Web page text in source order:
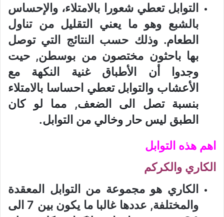
التوابل تعطي شعورا بالامتلاء، والإحساس
بالشبع وهو ما يعني التقليل من تناول
الطعام. وذلك حسب النتائج التي توصل
بها باحثون مختصون من بوسطن, حيت
وجدوا أن الأطباق غنية النكهة مع
الأعشاب والتوابل تعطي احساسا بالامتلاء
بنسبة تصل الى الضعف, مما لو كان
الطبق ليس حار وخالي من التوابل.
اهم هذه التوابل
الكاري والكركم
الكاري هو مجموعة من التوابل المعقدة
والمختلفة, عددها غالبا ما يكون بين 7 الى